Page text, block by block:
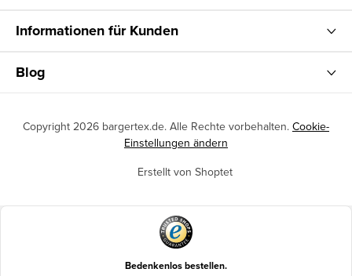
Informationen für Kunden
Blog
Erstellt von Shoptet
Copyright 2026 bargertex.de. Alle Rechte vorbehalten. Cookie-
Einstellungen ändern